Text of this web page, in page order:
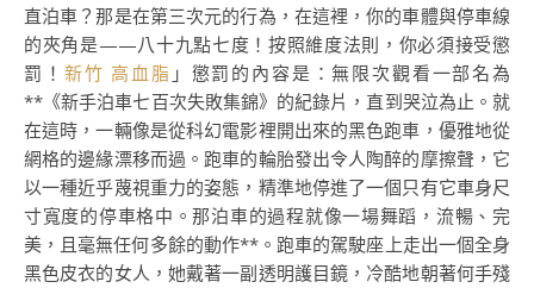
直泊車？那是在第三次元的行為，在這裡，你的車體與停車線
的夾角是——八十九點七度！按照維度法則，你必須接受懲
罰！ 新竹 高血脂 」懲罰的內容是：無限次觀看一部名為
**《新手泊車七百次失敗集錦》的紀錄片，直到哭泣為止。就
在這時，一輛像是從科幻電影裡開出來的黑色跑車，優雅地從
網格的邊緣漂移而過。跑車的輪胎發出令人陶醉的摩擦聲，它
以一種近乎蔑視重力的姿態，精準地停進了一個只有它車身尺
寸寬度的停車格中。那泊車的過程就像一場舞蹈，流暢、完
美，且毫無任何多餘的動作**。跑車的駕駛座上走出一個全身
黑色皮衣的女人，她戴著一副透明護目鏡，冷酷地朝著何手殘